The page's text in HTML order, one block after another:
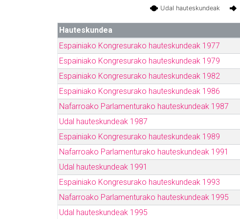
Udal hauteskundeak
Hauteskundea
Espainiako Kongresurako hauteskundeak 1977
Espainiako Kongresurako hauteskundeak 1979
Espainiako Kongresurako hauteskundeak 1982
Espainiako Kongresurako hauteskundeak 1986
Nafarroako Parlamenturako hauteskundeak 1987
Udal hauteskundeak 1987
Espainiako Kongresurako hauteskundeak 1989
Nafarroako Parlamenturako hauteskundeak 1991
Udal hauteskundeak 1991
Espainiako Kongresurako hauteskundeak 1993
Nafarroako Parlamenturako hauteskundeak 1995
Udal hauteskundeak 1995